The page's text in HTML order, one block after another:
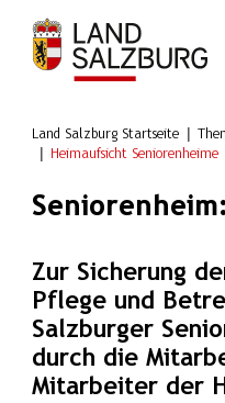
Zum Hauptinhalt springen
Land Salzburg Startseite
Heimaufsicht Seniorenheime
Zur Sicherung
Pflege und
Salzburger
durch die
Mitarbeiter der